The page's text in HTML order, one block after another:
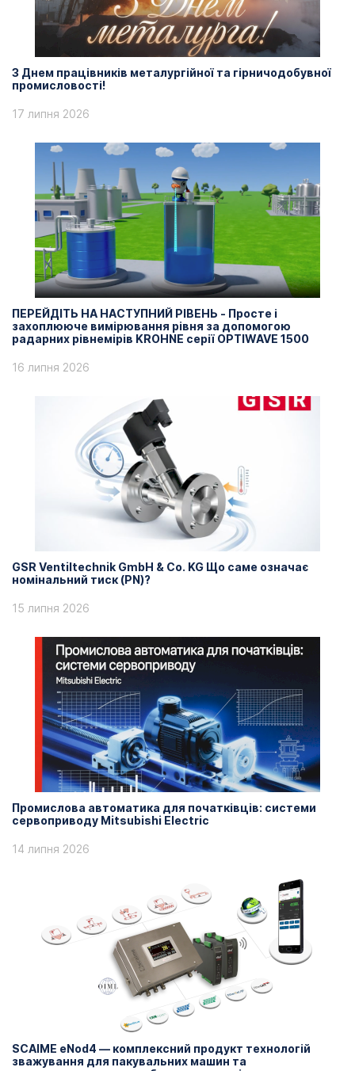
З Днем працівників металургійної та гірничодобувної
промисловості!
17 липня 2026
ПЕРЕЙДІТЬ НА НАСТУПНИЙ РІВЕНЬ - Просте і
захоплююче вимірювання рівня за допомогою
радарних рівнемірів KROHNE серії OPTIWAVE 1500
16 липня 2026
GSR Ventiltechnik GmbH & Co. KG Що саме означає
номінальний тиск (PN)?
15 липня 2026
Промислова автоматика для початківців: системи
сервоприводу Mitsubishi Electric
14 липня 2026
SCAIME eNod4 — комплексний продукт технологій
зважування для пакувальних машин та